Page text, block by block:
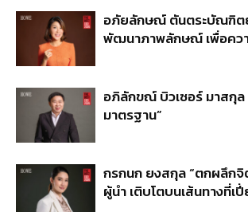
อภัยลักษณ์ ตันตระบัณฑิต
พัฒนาภาพลักษณ์ เพื่อควา
อภิลักขณ์ บิวเซอร์ มาสกุ
มาตรฐาน”
กรกนก ยงสกุล “ตกผลึ
ผู้นำ เติบโตบนเส้นทางที่เปี่